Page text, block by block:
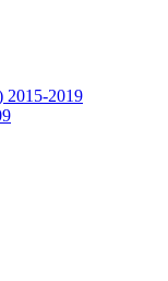
2015-2019